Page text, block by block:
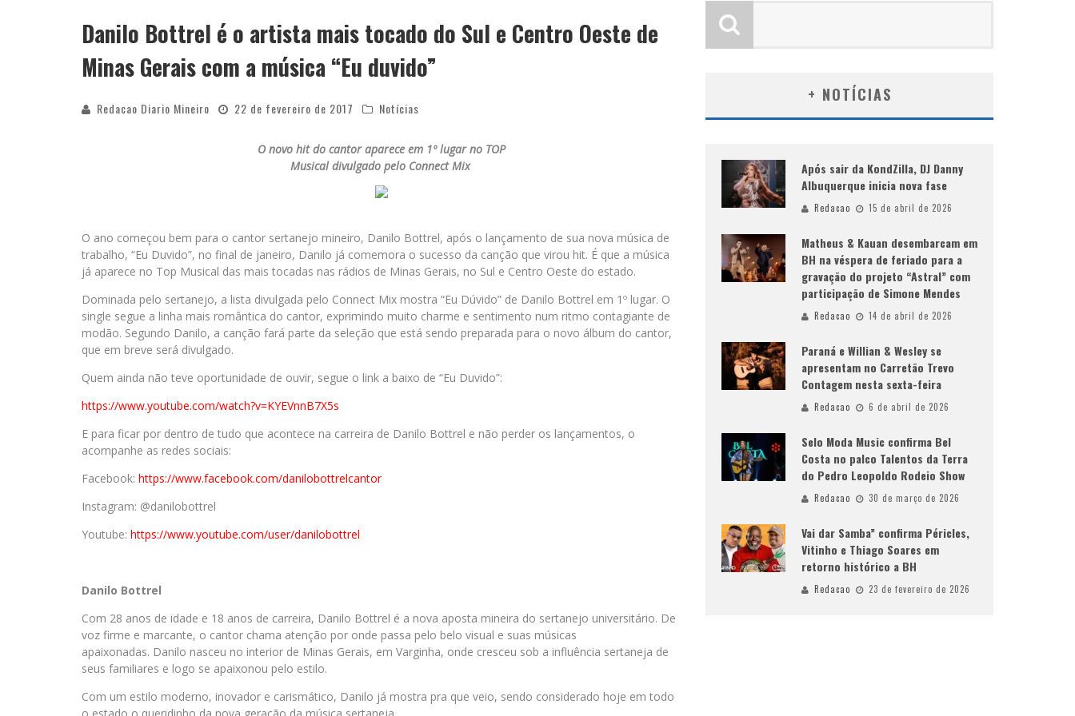
M
ATHEUS & KAUAN DESEMBARCAM EM BH NA VÉSPERA DE FERIADO PARA A GRAVAÇÃO DO PROJETO “ASTRAL” COM PARTICIPAÇÃO DE SIMONE MENDES
Danilo Bottrel é o artista mais tocado do Sul e Centro Oeste de
Minas Gerais com a música “Eu duvido”
Redacao Diario Mineiro 22 de fevereiro de 2017 Notícias
O novo hit do cantor aparece em 1º lugar no TOP
Musical divulgado pelo Connect Mix
O ano começou bem para o cantor sertanejo mineiro, Danilo Bottrel, após o lançamento de sua nova música de
trabalho, “Eu Duvido”, no final de janeiro, Danilo já comemora o sucesso da canção que virou hit. É que a música
já aparece no Top Musical das mais tocadas nas rádios de Minas Gerais, no Sul e Centro Oeste do estado.
Dominada pelo sertanejo, a lista divulgada pelo Connect Mix mostra “Eu Dúvido” de Danilo Bottrel em 1º lugar. O
single segue a linha mais romântica do cantor, exprimindo muito charme e sentimento num ritmo contagiante de
modão. Segundo Danilo, a canção fará parte da seleção que está sendo preparada para o novo álbum do cantor,
que em breve será divulgado.
Quem ainda não teve oportunidade de ouvir, segue o link a baixo de “Eu Duvido”:
https://www.youtube.com/watch?v=KYEVnnB7X5s
E para ficar por dentro de tudo que acontece na carreira de Danilo Bottrel e não perder os lançamentos, o
acompanhe as redes sociais:
Facebook: https://www.facebook.com/danilobottrelcantor
Instagram: @danilobottrel
Youtube: https://www.youtube.com/user/danilobottrel
Danilo Bottrel
Com 28 anos de idade e 18 anos de carreira, Danilo Bottrel é a nova aposta mineira do sertanejo universitário. De
voz firme e marcante, o cantor chama atenção por onde passa pelo belo visual e suas músicas
apaixonadas. Danilo nasceu no interior de Minas Gerais, em Varginha, onde cresceu sob a influência sertaneja de
seus familiares e logo se apaixonou pelo estilo.
Com um estilo moderno, inovador e carismático, Danilo já mostra pra que veio, sendo considerado hoje em todo
+ NOTÍCIAS
Após sair da KondZilla, DJ Danny
Albuquerque inicia nova fase
Redacao 15 de abril de 2026
Matheus & Kauan desembarcam em
BH na véspera de feriado para a
gravação do projeto “Astral” com
participação de Simone Mendes
Redacao 14 de abril de 2026
Paraná e Willian & Wesley se
apresentam no Carretão Trevo
Contagem nesta sexta-feira
Redacao 6 de abril de 2026
Selo Moda Music confirma Bel
Costa no palco Talentos da Terra
do Pedro Leopoldo Rodeio Show
Redacao 30 de março de 2026
Vai dar Samba” confirma Péricles,
Vitinho e Thiago Soares em
retorno histórico a BH
Redacao 23 de fevereiro de 2026